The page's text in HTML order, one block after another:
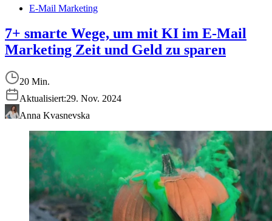
E-Mail Marketing
7+ smarte Wege, um mit KI im E-Mail
Marketing Zeit und Geld zu sparen
20 Min.
Aktualisiert:29. Nov. 2024
Anna Kvasnevska